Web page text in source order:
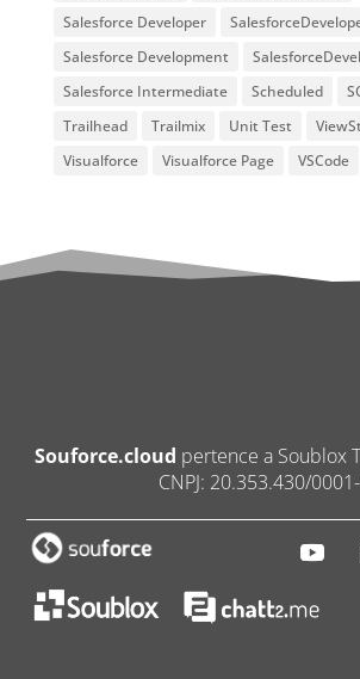
Salesforce Developer
Salesforce Development
Salesforce Intermediate
Scheduled
Trailhead
Trailmix Unit Test
Visualforce
Visualforce Page VSCode
Souforce.cloud pertence a Soublox
CNPJ: 20.353.430/